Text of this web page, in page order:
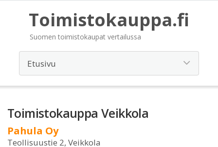
Toimistokauppa.fi
Suomen toimistokaupat vertailussa
Toimistokauppa Veikkola
Pahula Oy
Teollisuustie 2, Veikkola